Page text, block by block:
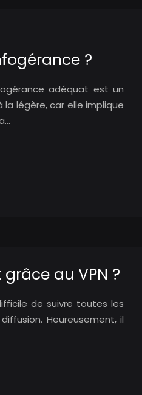
?
adéquat est un
légère, car elle implique
au VPN ?
de suivre toutes les
Heureusement, il